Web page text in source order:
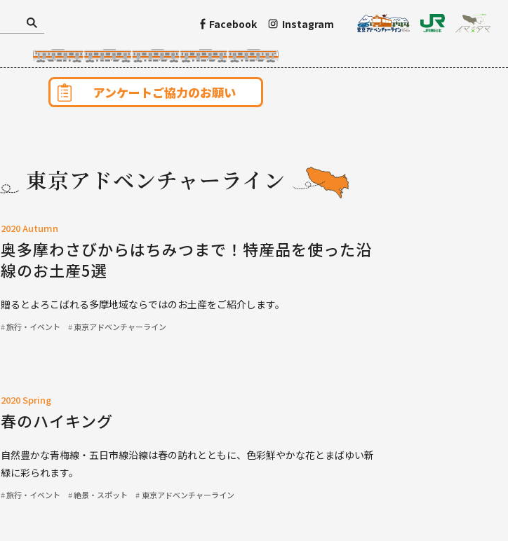
Facebook Instagram
アンケートご協力のお願い
東京アドベンチャーライン
2020 Autumn
奥多摩わさびからはちみつまで！特産品を使った沿
線のお土産5選
贈るとよろこばれる多摩地域ならではのお土産をご紹介します。
旅行・イベント 東京アドベンチャーライン
2020 Spring
春のハイキング
自然豊かな青梅線・五日市線沿線は春の訪れとともに、色彩鮮やかな花とまばゆい新
緑に彩られます。
旅行・イベント 絶景・スポット 東京アドベンチャーライン